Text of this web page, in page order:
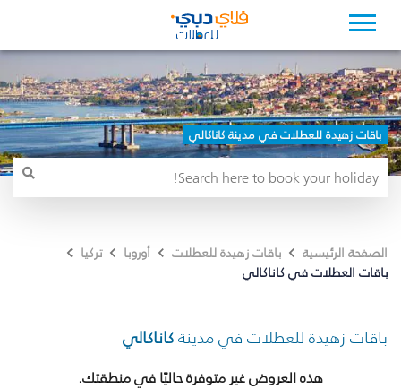
باقات زهيدة للعطلات في مدينة كاناكالي
الصفحة الرئيسية باقات زهيدة للعطلات أوروبا
تركيا
باقات العطلات في كاناكالي
باقات زهيدة للعطلات في مدينةكاناكالي
هذه العروض غير متوفرة حاليًا في منطقتك.